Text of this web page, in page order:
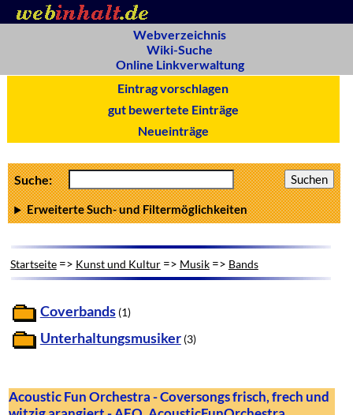
Webverzeichnis
Wiki-Suche
Online Linkverwaltung
Eintrag vorschlagen
gut bewertete Einträge
Neueinträge
Suche:
Erweiterte Such- und Filtermöglichkeiten
Startseite=> Kunst und Kultur=> Musik=> Bands
Coverbands (1)
Unterhaltungsmusiker (3)
Acoustic Fun Orchestra - Coversongs frisch, frech und